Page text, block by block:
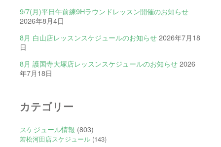
9/7(月)平日午前練9Hラウンドレッスン開催のお知らせ
2026年8月4日
8月 白山店レッスンスケジュールのお知らせ 2026年7月18
日
8月 護国寺大塚店レッスンスケジュールのお知らせ 2026
年7月18日
カテゴリー
スケジュール情報 (803)
若松河田店スケジュール(143)